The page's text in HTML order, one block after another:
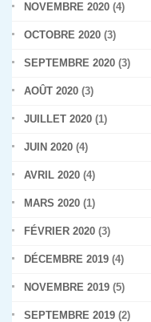
NOVEMBRE 2020 (4)
OCTOBRE 2020 (3)
SEPTEMBRE 2020 (3)
AOÛT 2020 (3)
JUILLET 2020 (1)
JUIN 2020 (4)
AVRIL 2020 (4)
MARS 2020 (1)
FÉVRIER 2020 (3)
DÉCEMBRE 2019 (4)
NOVEMBRE 2019 (5)
SEPTEMBRE 2019 (2)